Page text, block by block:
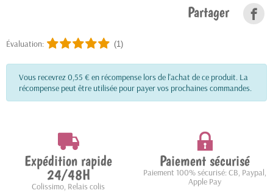
Partager
Évaluation: (1)
Vous recevrez 0,55 € en récompense lors de l'achat de ce produit. La
récompense peut être utilisée pour payer vos prochaines commandes.
Expédition rapide
24/48H
Colissimo, Relais colis
Paiement sécurisé
Paiement 100% sécurisé: CB, Paypal,
Apple Pay